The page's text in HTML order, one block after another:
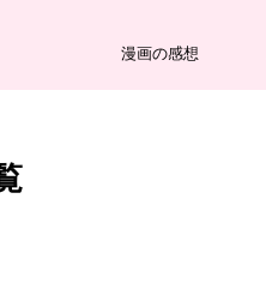
漫画の感想